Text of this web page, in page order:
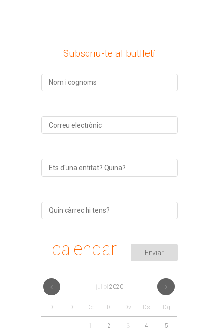
Subscriu-te al butlletí
calendar
juliol 2020
Dl Dt Dc Dj Dv Ds Dg
1 2 3 4 5